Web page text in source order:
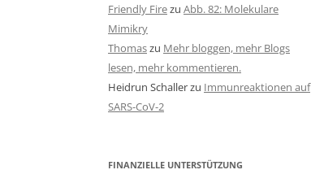
Friendly Firezu Abb. 82: Molekulare
Mimikry
Thomaszu Mehr bloggen, mehr Blogs
lesen, mehr kommentieren.
Heidrun Schallerzu Immunreaktionen auf
SARS-CoV-2
FINANZIELLE UNTERSTÜTZUNG